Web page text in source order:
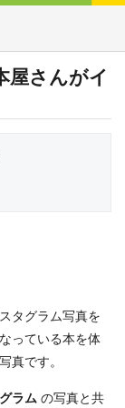
屋さんがイ
タグラム写真を
っている本を体
真です。
ラム の写真と共